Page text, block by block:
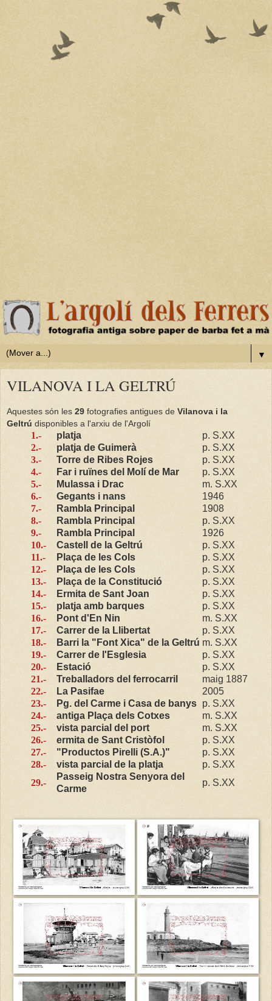
▼
VILANOVA I LA GELTRÚ
Aquestes són les 29 fotografies antigues de Vilanova i la
Geltrú disponibles a l'arxiu de l'Argolí
1.- platja
p. S.XX
2.-
platja de Guimerà
p. S.XX
3.-
Torre de Ribes Rojes
p. S.XX
4.-
Far i ruïnes del Molí de Mar
p. S.XX
5.-
Mulassa i Drac
m. S.XX
6.-
Gegants i nans
1946
7.-
Rambla Principal
1908
8.-
Rambla Principal
p. S.XX
9.-
Rambla Principal
1926
10.-
Castell de la Geltrú
p. S.XX
11.-
Plaça de les Cols
p. S.XX
12.-
Plaça de les Cols
p. S.XX
13.-
Plaça de la Constitució
p. S.XX
14.-
Ermita de Sant Joan
p. S.XX
15.-
platja amb barques
p. S.XX
16.-
Pont d'En Nin
m. S.XX
17.-
Carrer de la Llibertat
p. S.XX
18.-
Barri la "Font Xica" de la Geltrú m. S.XX
19.-
Carrer de l'Esglesia
p. S.XX
20.-
Estació
p. S.XX
21.-
Treballadors del ferrocarril
maig 1887
22.-
La Pasifae
2005
23.-
Pg. del Carme i Casa de banys p. S.XX
24.-
antiga Plaça dels Cotxes
m. S.XX
25.-
vista parcial del port
m. S.XX
26.-
ermita de Sant Cristòfol
p. S.XX
27.-
"Productos Pirelli (S.A.)"
p. S.XX
28.-
vista parcial de la platja
p. S.XX
29.-
Passeig Nostra Senyora del
Carme
p. S.XX